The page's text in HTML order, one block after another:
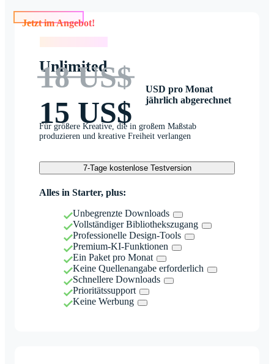
Jetzt im Angebot!
Unlimited
18 US$
15 US$
USD pro Monat
jährlich abgerechnet
Für größere Kreative, die in großem Maßstab
produzieren und kreative Freiheit verlangen
7-Tage kostenlose Testversion
Alles in Starter, plus:
Unbegrenzte Downloads
Vollständiger Bibliothekszugang
Professionelle Design-Tools
Premium-KI-Funktionen
Ein Paket pro Monat
Keine Quellenangabe erforderlich
Schnellere Downloads
Prioritätssupport
Keine Werbung